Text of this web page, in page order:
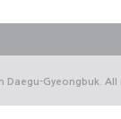
Gyeongbuk. All